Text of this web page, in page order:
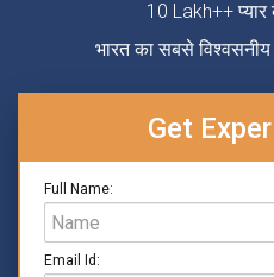
10 Lakh++
भारत का सबसे विश्वसनीय
Get
Full Name:
Email Id: